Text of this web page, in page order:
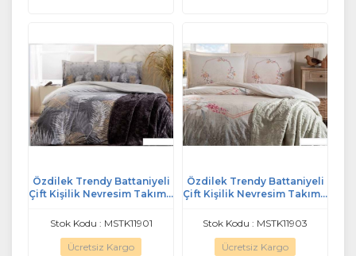
Özdilek Trendy Battaniyeli
Çift Kişilik Nevresim Takımı-
Stok Kodu : MSTK11901
Ücretsiz Kargo
Özdilek Trendy Battaniyeli
Çift Kişilik Nevresim Takımı-
Stok Kodu : MSTK11903
Ücretsiz Kargo